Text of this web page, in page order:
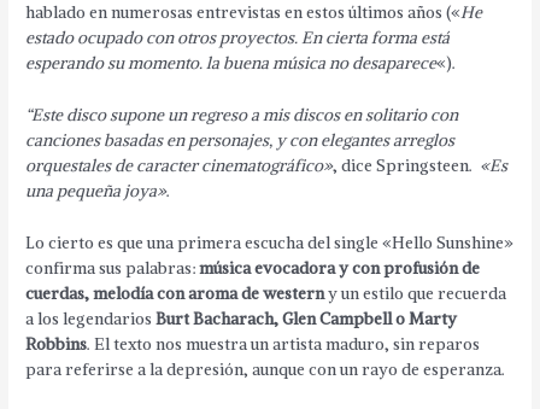
hablado en numerosas entrevistas en estos últimos años («He
estado ocupado con otros proyectos. En cierta forma está
esperando su momento. la buena música no desaparece«).
“Este disco supone un regreso a mis discos en solitario con
canciones basadas en personajes, y con elegantes arreglos
orquestales de caracter cinematográfico», dice Springsteen. «Es
una pequeña joya».
Lo cierto es que una primera escucha del single «Hello Sunshine»
confirma sus palabras:música evocadora y con profusión de
cuerdas, melodía con aroma de westerny un estilo que recuerda
a los legendariosBurt Bacharach, Glen Campbell o Marty
Robbins. El texto nos muestra un artista maduro, sin reparos
para referirse a la depresión, aunque con un rayo de esperanza.